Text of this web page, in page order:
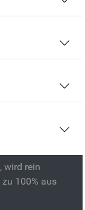
wird rein
100% aus